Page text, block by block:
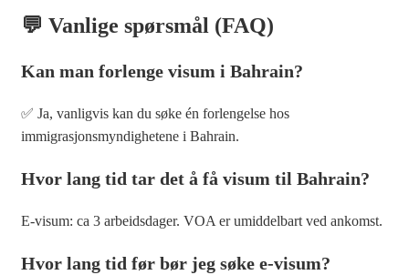
💬 Vanlige spørsmål (FAQ)
Kan man forlenge visum i Bahrain?
✅ Ja, vanligvis kan du søke én forlengelse hos
immigrasjonsmyndighetene i Bahrain.
Hvor lang tid tar det å få visum til Bahrain?
E-visum: ca 3 arbeidsdager. VOA er umiddelbart ved ankomst.
Hvor lang tid før bør jeg søke e-visum?